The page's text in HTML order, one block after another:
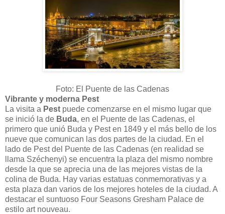
Foto: El Puente de las Cadenas
Vibrante y moderna Pest
La visita a Pest puede comenzarse en el mismo lugar que
se inició la de Buda, en el Puente de las Cadenas, el
primero que unió Buda y Pest en 1849 y el más bello de los
nueve que comunican las dos partes de la ciudad. En el
lado de Pest del Puente de las Cadenas (en realidad se
llama Széchenyi) se encuentra la plaza del mismo nombre
desde la que se aprecia una de las mejores vistas de la
colina de Buda. Hay varias estatuas conmemorativas y a
esta plaza dan varios de los mejores hoteles de la ciudad. A
destacar el suntuoso Four Seasons Gresham Palace de
estilo art nouveau.